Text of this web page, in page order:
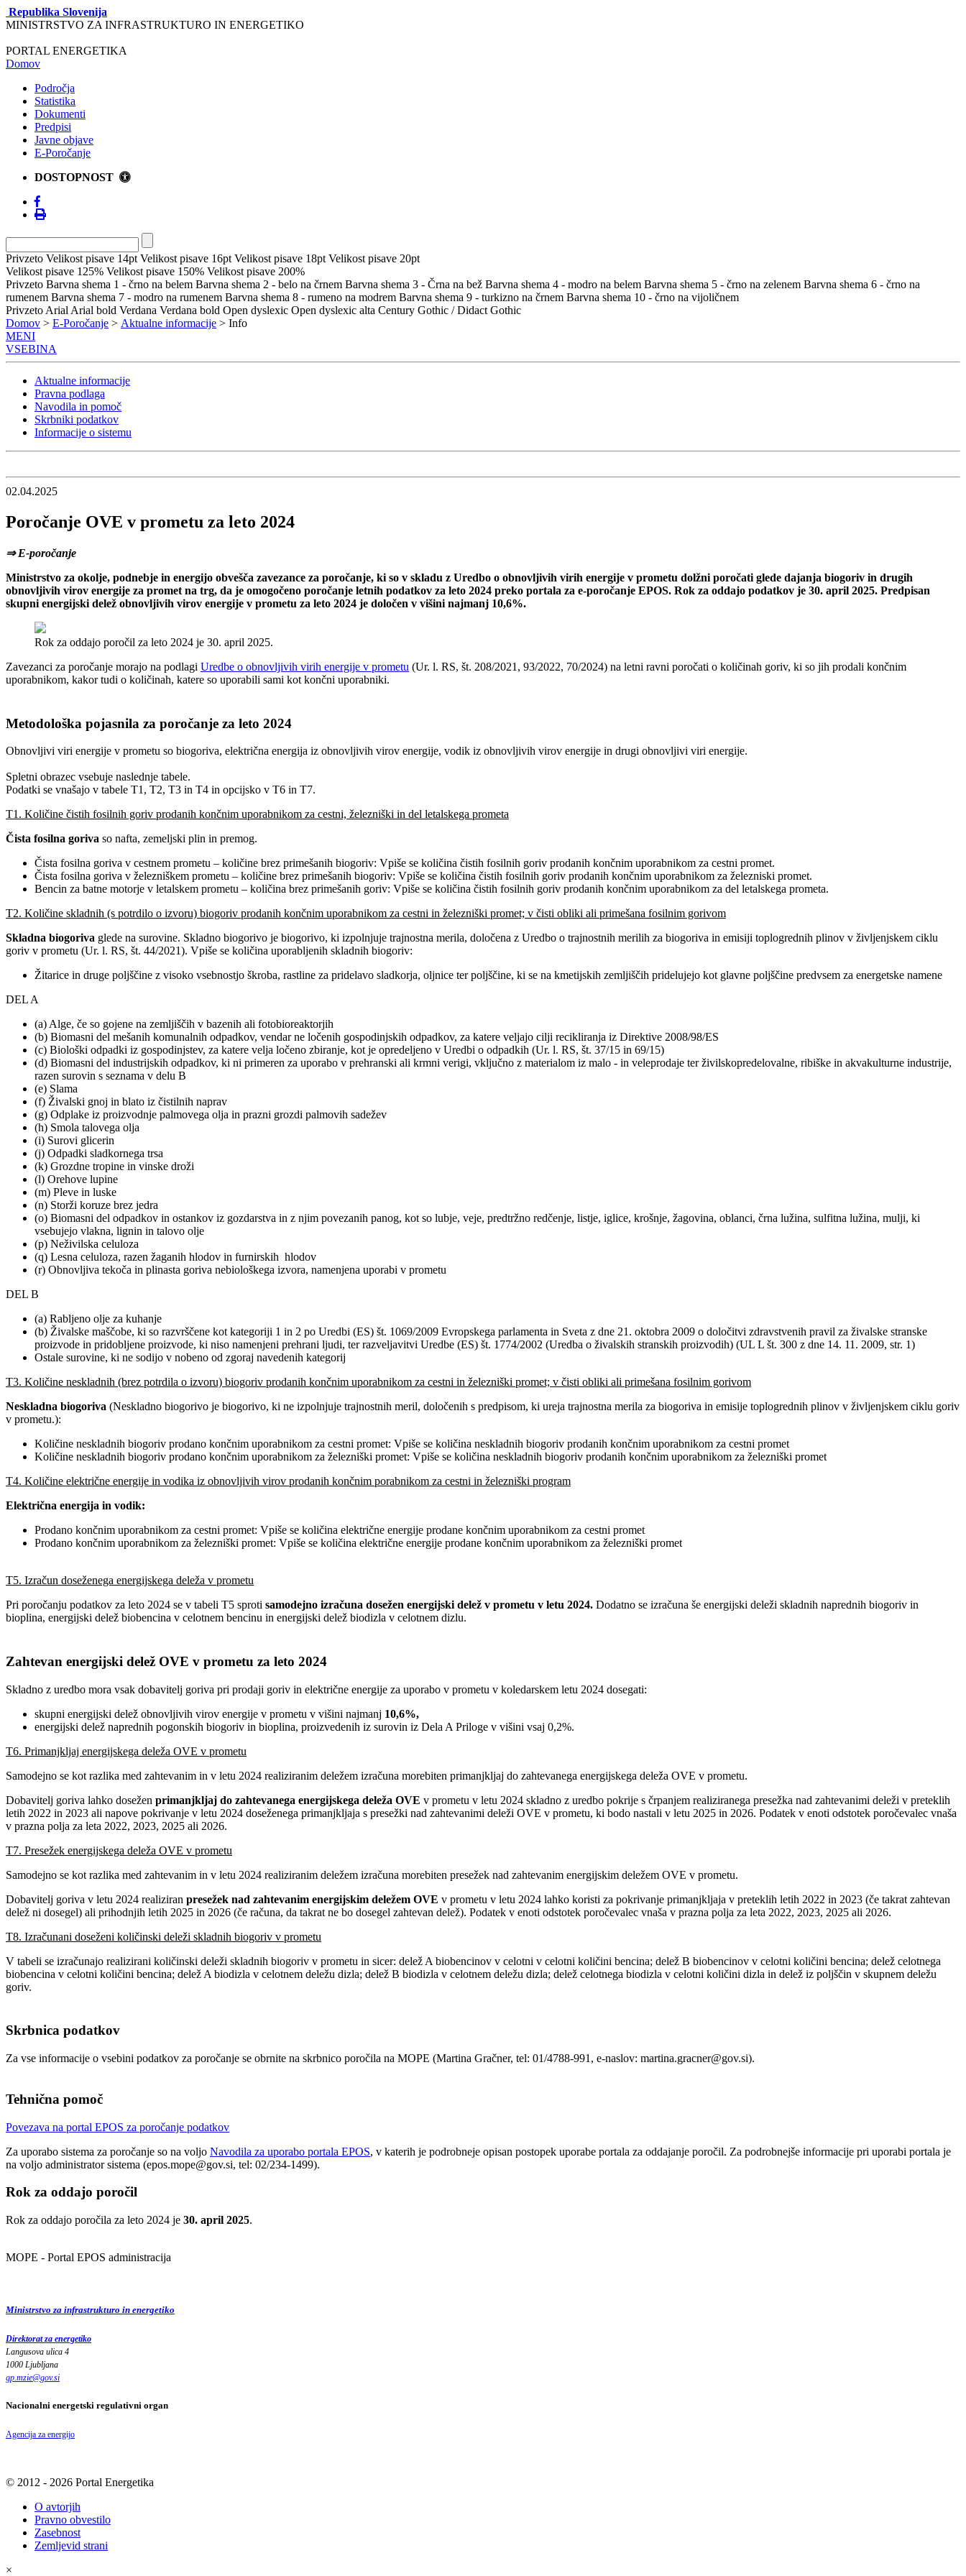
Republika Slovenija
MINISTRSTVO ZA INFRASTRUKTURO IN ENERGETIKO
PORTAL ENERGETIKA
Domov
Področja
Statistika
Dokumenti
Predpisi
Javne objave
E-Poročanje
DOSTOPNOST
Privzeto Velikost pisave 14pt Velikost pisave 16pt Velikost pisave 18pt Velikost pisave 20pt
Velikost pisave 125% Velikost pisave 150% Velikost pisave 200%
Privzeto Barvna shema 1 - črno na belem Barvna shema 2 - belo na črnem Barvna shema 3 - Črna na bež Barvna shema 4 - modro na belem Barvna shema 5 - črno na zelenem Barvna shema 6 - črno na
rumenem Barvna shema 7 - modro na rumenem Barvna shema 8 - rumeno na modrem Barvna shema 9 - turkizno na črnem Barvna shema 10 - črno na vijoličnem
Privzeto Arial Arial bold Verdana Verdana bold Open dyslexic Open dyslexic alta Century Gothic / Didact Gothic
Domov > E-Poročanje > Aktualne informacije > Info
MENI
VSEBINA
Aktualne informacije
Pravna podlaga
Navodila in pomoč
Skrbniki podatkov
Informacije o sistemu
02.04.2025
Poročanje OVE v prometu za leto 2024
⇒ E-poročanje
Ministrstvo za okolje, podnebje in energijo obvešča zavezance za poročanje, ki so v skladu z Uredbo o obnovljivih virih energije v prometu dolžni poročati glede dajanja biogoriv in drugih
obnovljivih virov energije za promet na trg, da je omogočeno poročanje letnih podatkov za leto 2024 preko portala za e-poročanje EPOS. Rok za oddajo podatkov je 30. april 2025. Predpisan
skupni energijski delež obnovljivih virov energije v prometu za leto 2024 je določen v višini najmanj 10,6%.
Rok za oddajo poročil za leto 2024 je 30. april 2025.
Zavezanci za poročanje morajo na podlagi Uredbe o obnovljivih virih energije v prometu (Ur. l. RS, št. 208/2021, 93/2022, 70/2024) na letni ravni poročati o količinah goriv, ki so jih prodali končnim
uporabnikom, kakor tudi o količinah, katere so uporabili sami kot končni uporabniki.
Metodološka pojasnila za poročanje za leto 2024
Obnovljivi viri energije v prometu so biogoriva, električna energija iz obnovljivih virov energije, vodik iz obnovljivih virov energije in drugi obnovljivi viri energije.
Spletni obrazec vsebuje naslednje tabele.
Podatki se vnašajo v tabele T1, T2, T3 in T4 in opcijsko v T6 in T7.
T1. Količine čistih fosilnih goriv prodanih končnim uporabnikom za cestni, železniški in del letalskega prometa
Čista fosilna goriva so nafta, zemeljski plin in premog.
Čista fosilna goriva v cestnem prometu – količine brez primešanih biogoriv: Vpiše se količina čistih fosilnih goriv prodanih končnim uporabnikom za cestni promet.
Čista fosilna goriva v železniškem prometu – količine brez primešanih biogoriv: Vpiše se količina čistih fosilnih goriv prodanih končnim uporabnikom za železniski promet.
Bencin za batne motorje v letalskem prometu – količina brez primešanih goriv: Vpiše se količina čistih fosilnih goriv prodanih končnim uporabnikom za del letalskega prometa.
T2. Količine skladnih (s potrdilo o izvoru) biogoriv prodanih končnim uporabnikom za cestni in železniški promet; v čisti obliki ali primešana fosilnim gorivom
Skladna biogoriva glede na surovine. Skladno biogorivo je biogorivo, ki izpolnjuje trajnostna merila, določena z Uredbo o trajnostnih merilih za biogoriva in emisiji toplogrednih plinov v življenjskem ciklu
goriv v prometu (Ur. l. RS, št. 44/2021). Vpiše se količina uporabljenih skladnih biogoriv:
Žitarice in druge poljščine z visoko vsebnostjo škroba, rastline za pridelavo sladkorja, oljnice ter poljščine, ki se na kmetijskih zemljiščih pridelujejo kot glavne poljščine predvsem za energetske namene
DEL A
(a) Alge, če so gojene na zemljiščih v bazenih ali fotobioreaktorjih
(b) Biomasni del mešanih komunalnih odpadkov, vendar ne ločenih gospodinjskih odpadkov, za katere veljajo cilji recikliranja iz Direktive 2008/98/ES
(c) Biološki odpadki iz gospodinjstev, za katere velja ločeno zbiranje, kot je opredeljeno v Uredbi o odpadkih (Ur. l. RS, št. 37/15 in 69/15)
(d) Biomasni del industrijskih odpadkov, ki ni primeren za uporabo v prehranski ali krmni verigi, vključno z materialom iz malo - in veleprodaje ter živilskopredelovalne, ribiške in akvakulturne industrije,
razen surovin s seznama v delu B
(e) Slama
(f) Živalski gnoj in blato iz čistilnih naprav
(g) Odplake iz proizvodnje palmovega olja in prazni grozdi palmovih sadežev
(h) Smola talovega olja
(i) Surovi glicerin
(j) Odpadki sladkornega trsa
(k) Grozdne tropine in vinske droži
(l) Orehove lupine
(m) Pleve in luske
(n) Storži koruze brez jedra
(o) Biomasni del odpadkov in ostankov iz gozdarstva in z njim povezanih panog, kot so lubje, veje, predtržno redčenje, listje, iglice, krošnje, žagovina, oblanci, črna lužina, sulfitna lužina, mulji, ki
vsebujejo vlakna, lignin in talovo olje
(p) Neživilska celuloza
(q) Lesna celuloza, razen žaganih hlodov in furnirskih hlodov
(r) Obnovljiva tekoča in plinasta goriva nebiološkega izvora, namenjena uporabi v prometu
DEL B
(a) Rabljeno olje za kuhanje
(b) Živalske maščobe, ki so razvrščene kot kategoriji 1 in 2 po Uredbi (ES) št. 1069/2009 Evropskega parlamenta in Sveta z dne 21. oktobra 2009 o določitvi zdravstvenih pravil za živalske stranske
proizvode in pridobljene proizvode, ki niso namenjeni prehrani ljudi, ter razveljavitvi Uredbe (ES) št. 1774/2002 (Uredba o živalskih stranskih proizvodih) (UL L št. 300 z dne 14. 11. 2009, str. 1)
Ostale surovine, ki ne sodijo v nobeno od zgoraj navedenih kategorij
T3. Količine neskladnih (brez potrdila o izvoru) biogoriv prodanih končnim uporabnikom za cestni in železniški promet; v čisti obliki ali primešana fosilnim gorivom
Neskladna biogoriva (Neskladno biogorivo je biogorivo, ki ne izpolnjuje trajnostnih meril, določenih s predpisom, ki ureja trajnostna merila za biogoriva in emisije toplogrednih plinov v življenjskem ciklu goriv
v prometu.):
Količine neskladnih biogoriv prodano končnim uporabnikom za cestni promet: Vpiše se količina neskladnih biogoriv prodanih končnim uporabnikom za cestni promet
Količine neskladnih biogoriv prodano končnim uporabnikom za železniški promet: Vpiše se količina neskladnih biogoriv prodanih končnim uporabnikom za železniški promet
T4. Količine električne energije in vodika iz obnovljivih virov prodanih končnim porabnikom za cestni in železniški program
Električna energija in vodik:
Prodano končnim uporabnikom za cestni promet: Vpiše se količina električne energije prodane končnim uporabnikom za cestni promet
Prodano končnim uporabnikom za železniški promet: Vpiše se količina električne energije prodane končnim uporabnikom za železniški promet
T5. Izračun doseženega energijskega deleža v prometu
Pri poročanju podatkov za leto 2024 se v tabeli T5 sproti samodejno izračuna dosežen energijski delež v prometu v letu 2024. Dodatno se izračuna še energijski deleži skladnih naprednih biogoriv in
bioplina, energijski delež biobencina v celotnem bencinu in energijski delež biodizla v celotnem dizlu.
Zahtevan energijski delež OVE v prometu za leto 2024
Skladno z uredbo mora vsak dobavitelj goriva pri prodaji goriv in električne energije za uporabo v prometu v koledarskem letu 2024 dosegati:
skupni energijski delež obnovljivih virov energije v prometu v višini najmanj 10,6%,
energijski delež naprednih pogonskih biogoriv in bioplina, proizvedenih iz surovin iz Dela A Priloge v višini vsaj 0,2%.
T6. Primanjkljaj energijskega deleža OVE v prometu
Samodejno se kot razlika med zahtevanim in v letu 2024 realiziranim deležem izračuna morebiten primanjkljaj do zahtevanega energijskega deleža OVE v prometu.
Dobavitelj goriva lahko dosežen primanjkljaj do zahtevanega energijskega deleža OVE v prometu v letu 2024 skladno z uredbo pokrije s črpanjem realiziranega presežka nad zahtevanimi deleži v preteklih
letih 2022 in 2023 ali napove pokrivanje v letu 2024 doseženega primanjkljaja s presežki nad zahtevanimi deleži OVE v prometu, ki bodo nastali v letu 2025 in 2026. Podatek v enoti odstotek poročevalec vnaša
v prazna polja za leta 2022, 2023, 2025 ali 2026.
T7. Presežek energijskega deleža OVE v prometu
Samodejno se kot razlika med zahtevanim in v letu 2024 realiziranim deležem izračuna morebiten presežek nad zahtevanim energijskim deležem OVE v prometu.
Dobavitelj goriva v letu 2024 realiziran presežek nad zahtevanim energijskim deležem OVE v prometu v letu 2024 lahko koristi za pokrivanje primanjkljaja v preteklih letih 2022 in 2023 (če takrat zahtevan
delež ni dosegel) ali prihodnjih letih 2025 in 2026 (če računa, da takrat ne bo dosegel zahtevan delež). Podatek v enoti odstotek poročevalec vnaša v prazna polja za leta 2022, 2023, 2025 ali 2026.
T8. Izračunani doseženi količinski deleži skladnih biogoriv v prometu
V tabeli se izračunajo realizirani količinski deleži skladnih biogoriv v prometu in sicer: delež A biobencinov v celotni v celotni količini bencina; delež B biobencinov v celotni količini bencina; delež celotnega
biobencina v celotni količini bencina; delež A biodizla v celotnem deležu dizla; delež B biodizla v celotnem deležu dizla; delež celotnega biodizla v celotni količini dizla in delež iz poljščin v skupnem deležu
goriv.
Skrbnica podatkov
Za vse informacije o vsebini podatkov za poročanje se obrnite na skrbnico poročila na MOPE (Martina Gračner, tel: 01/4788-991, e-naslov: martina.gracner@gov.si).
Tehnična pomoč
Povezava na portal EPOS za poročanje podatkov
Za uporabo sistema za poročanje so na voljo Navodila za uporabo portala EPOS, v katerih je podrobneje opisan postopek uporabe portala za oddajanje poročil. Za podrobnejše informacije pri uporabi portala je
na voljo administrator sistema (epos.mope@gov.si, tel: 02/234-1499).
Rok za oddajo poročil
Rok za oddajo poročila za leto 2024 je 30. april 2025.
MOPE - Portal EPOS administracija
Ministrstvo za infrastrukturo in energetiko
Direktorat za energetiko
Langusova ulica 4
1000 Ljubljana
gp.mzie@gov.si
Nacionalni energetski regulativni organ
Agencija za energijo
© 2012 - 2026 Portal Energetika
O avtorjih
Pravno obvestilo
Zasebnost
Zemljevid strani
×